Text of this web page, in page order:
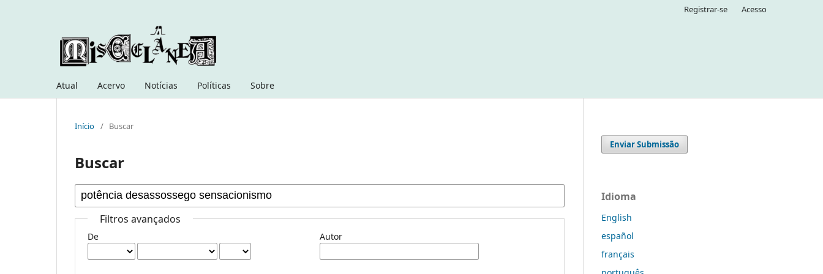
Atual Acervo Notícias Políticas Sobre
Registrar-se Acesso
Início / Buscar
Buscar
Filtros avançados
De Autor
Enviar Submissão
Idioma
English
español
français